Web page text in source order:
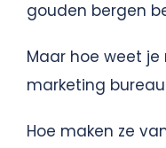
gouden bergen
Maar hoe weet
marketing
Hoe maken ze